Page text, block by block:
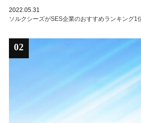
2022.05.31
ソルクシーズがSES企業のおすすめランキング1
02